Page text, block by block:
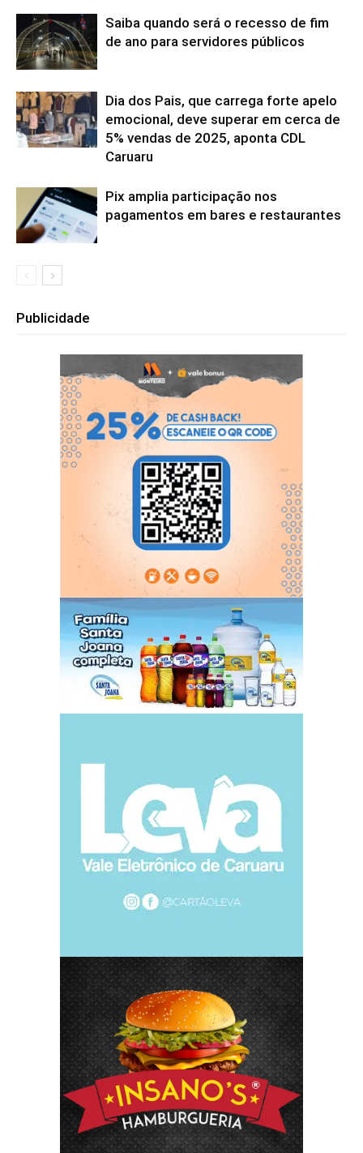
Saiba quando será o recesso de fim
de ano para servidores públicos
Dia dos Pais, que carrega forte apelo
emocional, deve superar em cerca de
5% vendas de 2025, aponta CDL
Caruaru
Pix amplia participação nos
pagamentos em bares e restaurantes
Publicidade